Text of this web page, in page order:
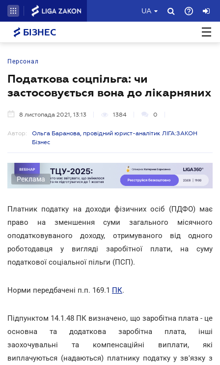
UA
БІЗНЕС
Персонал
Податкова соцпільга: чи
застосовується вона до лікарняних
8 листопада 2021, 13:13 1384 0
Автор:
Ольга Баранова, провідний юрист-аналітик ЛІГА:ЗАКОН
Бізнес
Реклама
Платник податку на доходи фізичних осіб (ПДФО) має
право на зменшення суми загального місячного
оподатковуваного доходу, отримуваного від одного
роботодавця у вигляді заробітної плати, на суму
податкової соціальної пільги (ПСП).
Норми передбачені п.п. 169.1 ПК.
Підпунктом 14.1.48 ПК визначено, що заробітна плата - це
основна та додаткова заробітна плата, інші
заохочувальні та компенсаційні виплати, які
виплачуються (надаються) платнику податку у зв'язку з